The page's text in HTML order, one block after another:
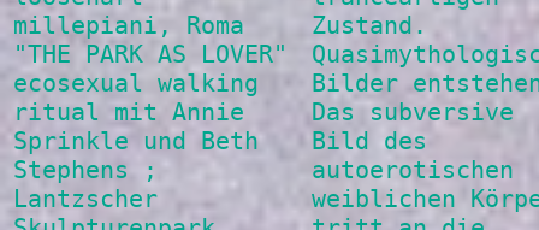
millepiani, Roma
"THE PARK AS LOVER"
ecosexual walking
ritual mit Annie
Sprinkle und Beth
Stephens ;
Lantzscher
Zustand.
Bilder
Das subversive
Bild des
autoerotischen
weiblichen